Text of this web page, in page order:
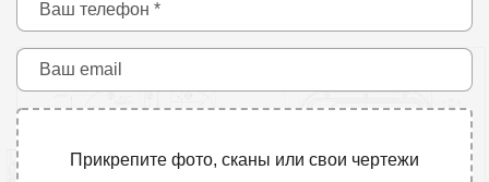
Прикрепите фото, сканы или свои чертежи